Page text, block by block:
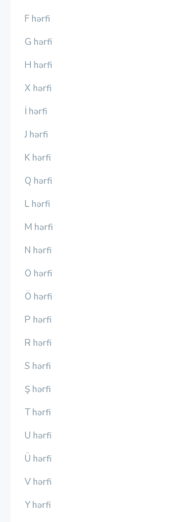
F hərfi
G hərfi
H hərfi
X hərfi
İ hərfi
J hərfi
K hərfi
Q hərfi
L hərfi
M hərfi
N hərfi
O hərfi
Ö hərfi
P hərfi
R hərfi
S hərfi
Ş hərfi
T hərfi
U hərfi
Ü hərfi
V hərfi
Y hərfi